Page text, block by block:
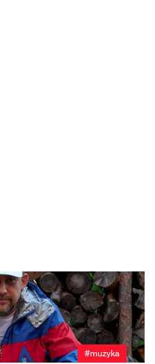
#muzyka